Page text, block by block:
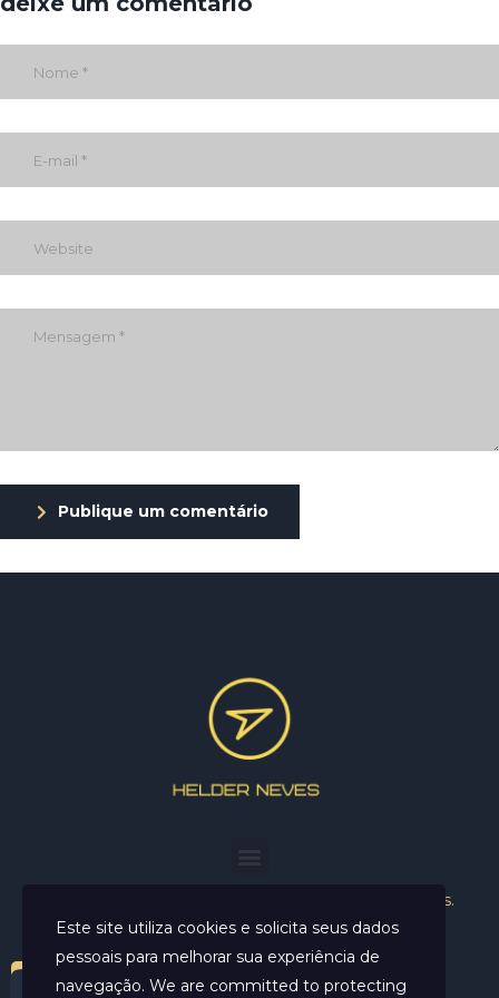
Publique um comentário
Helder Neves. © 2024. Todos os direitos reservados.
Este site utiliza cookies e solicita seus dados
pessoais para melhorar sua experiência de
navegação. We are committed to protecting